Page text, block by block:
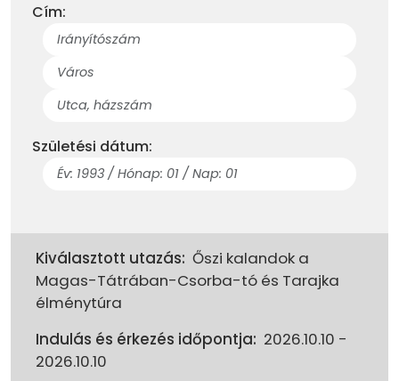
Cím:
Születési dátum:
Kiválasztott utazás: Őszi kalandok a
Magas-Tátrában-Csorba-tó és Tarajka
élménytúra
Indulás és érkezés időpontja: 2026.10.10 -
2026.10.10